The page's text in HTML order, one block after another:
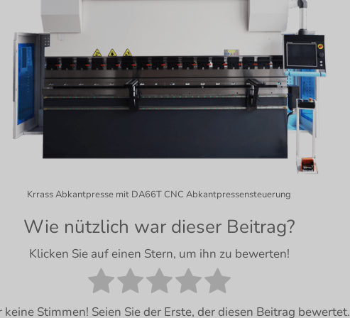
Krrass Abkantpresse mit DA66T CNC Abkantpressensteuerung
Wie nützlich war dieser Beitrag?
Klicken Sie auf einen Stern, um ihn zu bewerten!
keine Stimmen! Seien Sie der Erste, der diesen Beitrag bewertet.